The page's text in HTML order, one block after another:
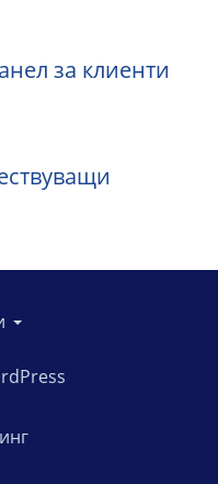
за клиенти